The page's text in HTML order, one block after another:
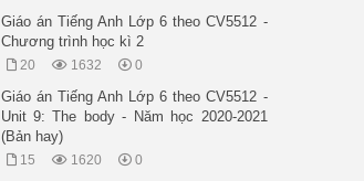
Giáo án Tiếng Anh Lớp 6 theo CV5512 -
Chương trình học kì 2
20 1632 0
Giáo án Tiếng Anh Lớp 6 theo CV5512 -
Unit 9: The body - Năm học 2020-2021
(Bản hay)
15 1620 0